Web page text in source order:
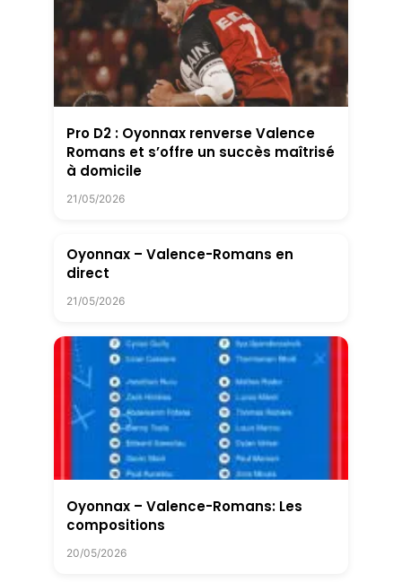
Pro D2 : Oyonnax renverse Valence
Romans et s’offre un succès maîtrisé
à domicile
21/05/2026
Oyonnax – Valence-Romans en
direct
21/05/2026
Oyonnax – Valence-Romans: Les
compositions
20/05/2026